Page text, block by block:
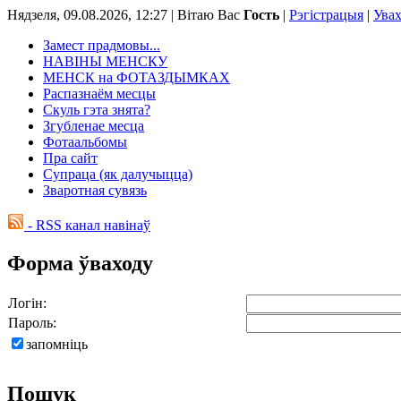
Нядзеля, 09.08.2026, 12:27 | Вітаю Вас Гость | Рэгістрацыя |
Замест прадмовы...
НАВІНЫ МЕНСКУ
МЕНСК на ФОТАЗДЫМКАХ
Распазнаём месцы
Скуль гэта знята?
Згубленае месца
Фотаальбомы
Пра сайт
Супраца (як далучыцца)
Зваротная сувязь
- RSS канал навінаў
Форма ўваходу
Логін:
Пароль:
запомніць
Пошук